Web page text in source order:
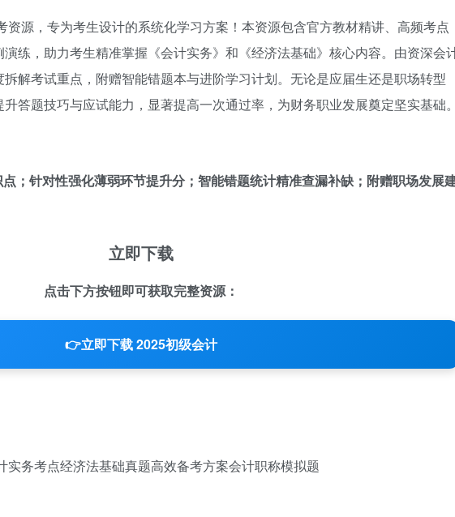
资源，专为考生设计的系统化学习方案！本资源包含官方教材精讲、高频考点
练，助力考生精准掌握《会计实务》和《经济法基础》核心内容。由资深会
解考试重点，附赠智能错题本与进阶学习计划。无论是应届生还是职场转型
答题技巧与应试能力，显著提高一次通过率，为财务职业发展奠定坚实基础。
；针对性强化薄弱环节提升分；智能错题统计精准查漏补缺；附赠职场发展
立即下载
点击下方按钮即可获取完整资源：
👉立即下载 2025初级会计
实务考点经济法基础真题高效备考方案会计职称模拟题